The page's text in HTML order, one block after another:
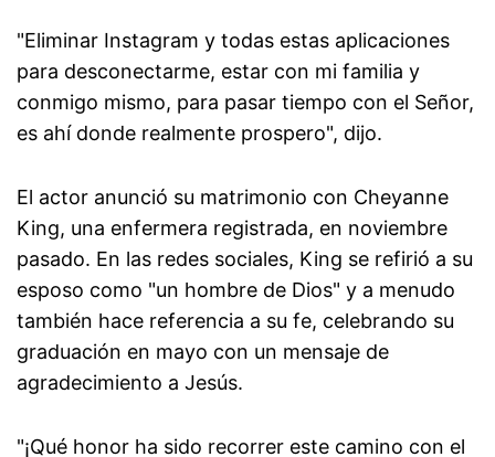
"Eliminar Instagram y todas estas aplicaciones
para desconectarme, estar con mi familia y
conmigo mismo, para pasar tiempo con el Señor,
es ahí donde realmente prospero", dijo.
El actor anunció su matrimonio con Cheyanne
King, una enfermera registrada, en noviembre
pasado. En las redes sociales, King se refirió a su
esposo como "un hombre de Dios" y a menudo
también hace referencia a su fe, celebrando su
graduación en mayo con un mensaje de
agradecimiento a Jesús.
"¡Qué honor ha sido recorrer este camino con el